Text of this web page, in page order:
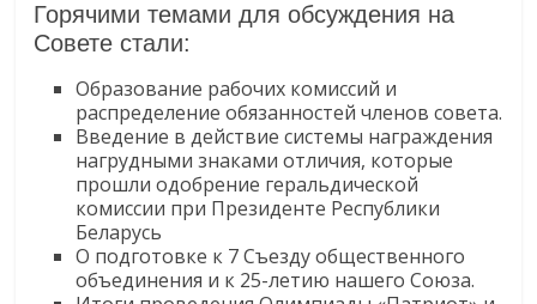
Горячими темами для обсуждения на
Совете стали:
Образование рабочих комиссий и
распределение обязанностей членов совета.
Введение в действие системы награждения
нагрудными знаками отличия, которые
прошли одобрение геральдической
комиссии при Президенте Республики
Беларусь
О подготовке к 7 Съезду общественного
объединения и к 25-летию нашего Союза.